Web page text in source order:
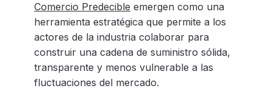
Comercio Predecible emergen como una
herramienta estratégica que permite a los
actores de la industria colaborar para
construir una cadena de suministro sólida,
transparente y menos vulnerable a las
fluctuaciones del mercado.